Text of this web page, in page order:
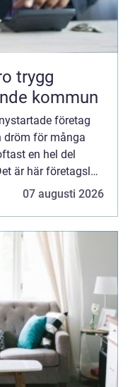
kommun
företag
dröm för många
en hel del
är här företagslån
i bilden. I denna
07 augusti 2026